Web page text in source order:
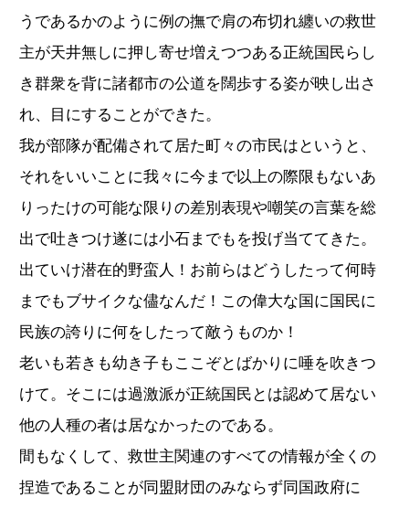
うであるかのように例の撫で肩の布切れ纏いの救世
主が天井無しに押し寄せ増えつつある正統国民らし
き群衆を背に諸都市の公道を闊歩する姿が映し出さ
れ、目にすることができた。
我が部隊が配備されて居た町々の市民はというと、
それをいいことに我々に今まで以上の際限もないあ
りったけの可能な限りの差別表現や嘲笑の言葉を総
出で吐きつけ遂には小石までもを投げ当ててきた。
出ていけ潜在的野蛮人！お前らはどうしたって何時
までもブサイクな儘なんだ！この偉大な国に国民に
民族の誇りに何をしたって敵うものか！
老いも若きも幼き子もここぞとばかりに唾を吹きつ
けて。そこには過激派が正統国民とは認めて居ない
他の人種の者は居なかったのである。
間もなくして、救世主関連のすべての情報が全くの
捏造であることが同盟財団のみならず同国政府に